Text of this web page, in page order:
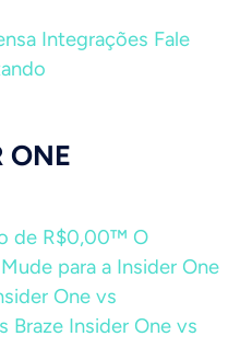
Integrações Fale
ONE
de R$0,00™ O
Mude para a Insider One
One vs
Braze Insider One vs